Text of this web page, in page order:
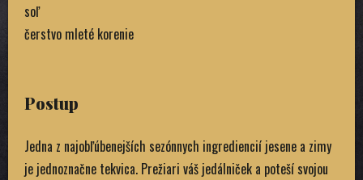
soľ
čerstvo mleté ​​korenie
Postup
Jedna z najobľúbenejších sezónnych ingrediencií jesene a zimy
je jednoznačne tekvica. Prežiari váš jedálniček a poteší svojou